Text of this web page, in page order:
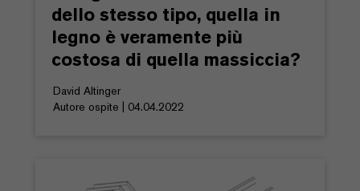
dello stesso tipo, quella in
legno è veramente più
costosa di quella massiccia?
David Altinger
Autore ospite | 04.04.2022